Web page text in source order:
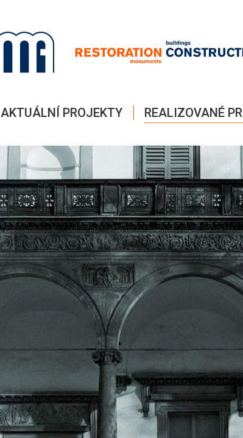
AKTUÁLNÍ PROJEKTY REALIZOVANÉ